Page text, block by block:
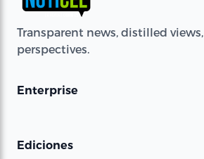
Transparent news, distilled
perspectives.
Enterprise
Ediciones